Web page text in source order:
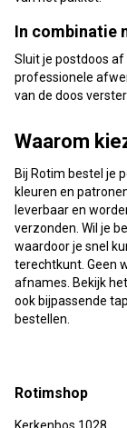
In combinatie
Sluit je postdoos
professionele
van de doos
Waarom
Bij Rotim bestel je
kleuren en
leverbaar en
verzonden. Wil je
waardoor je snel
terechtkunt. Geen
afnames. Bekijk
ook bijpassende
bestellen.
Rotimshop